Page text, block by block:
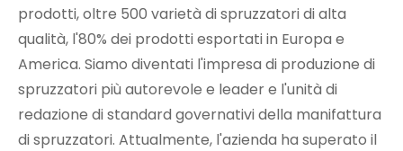
prodotti, oltre 500 varietà di spruzzatori di alta
qualità, l'80% dei prodotti esportati in Europa e
America. Siamo diventati l'impresa di produzione di
spruzzatori più autorevole e leader e l'unità di
redazione di standard governativi della manifattura
di spruzzatori. Attualmente, l'azienda ha superato il